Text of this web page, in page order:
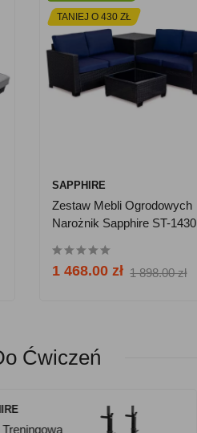
TANIEJ O 430 ZŁ
SAPPHIRE
Zestaw Mebli Ogrodowych
Narożnik Sapphire ST-1430
Schowek
1 468.00 zł 1 898.00 zł
Yoga
Ćwiczeń